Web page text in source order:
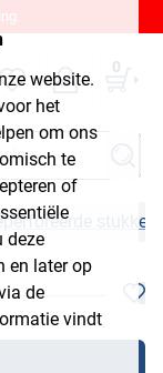
website.
het
om ons
te
of
deze
en later op
de
vindt
0
stukken)